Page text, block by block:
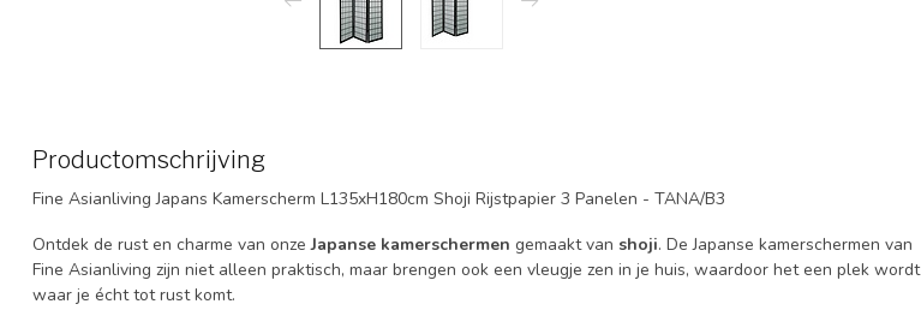
Productomschrijving
Fine Asianliving Japans Kamerscherm L135xH180cm Shoji Rijstpapier 3 Panelen - TANA/B3
Ontdek de rust en charme van onzeJapanse kamerschermen gemaakt van shoji. De Japanse kamerschermen van
Fine Asianliving zijn niet alleen praktisch, maar brengen ook een vleugje zen in je huis, waardoor het een plek wordt
waar je écht tot rust komt.